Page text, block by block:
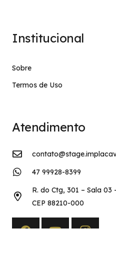
Institucional
Sobre
Termos de Uso
Atendimento
47 99928-8399
R. do Ctg, 301 – Sala
CEP 88210-000